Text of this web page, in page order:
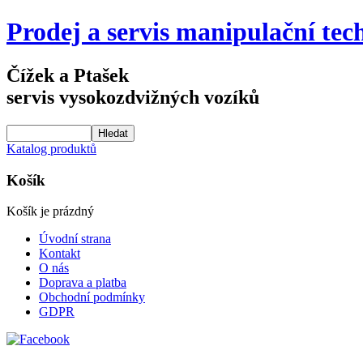
Prodej a servis manipulační
Čížek a Ptašek
servis vysokozdvižných vozíků
Katalog produktů
Košík
Košík je prázdný
Úvodní strana
Kontakt
O nás
Doprava a platba
Obchodní podmínky
GDPR